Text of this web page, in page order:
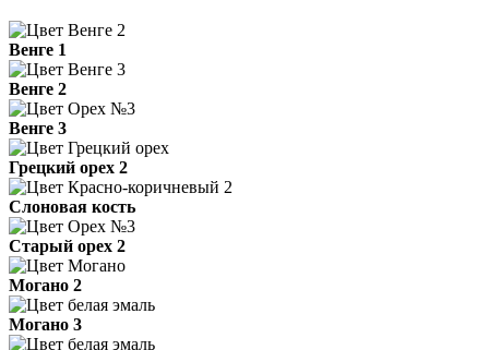
Венге 1
Венге 2
Венге 3
Грецкий орех 2
Слоновая кость
Старый орех 2
Могано 2
Могано 3